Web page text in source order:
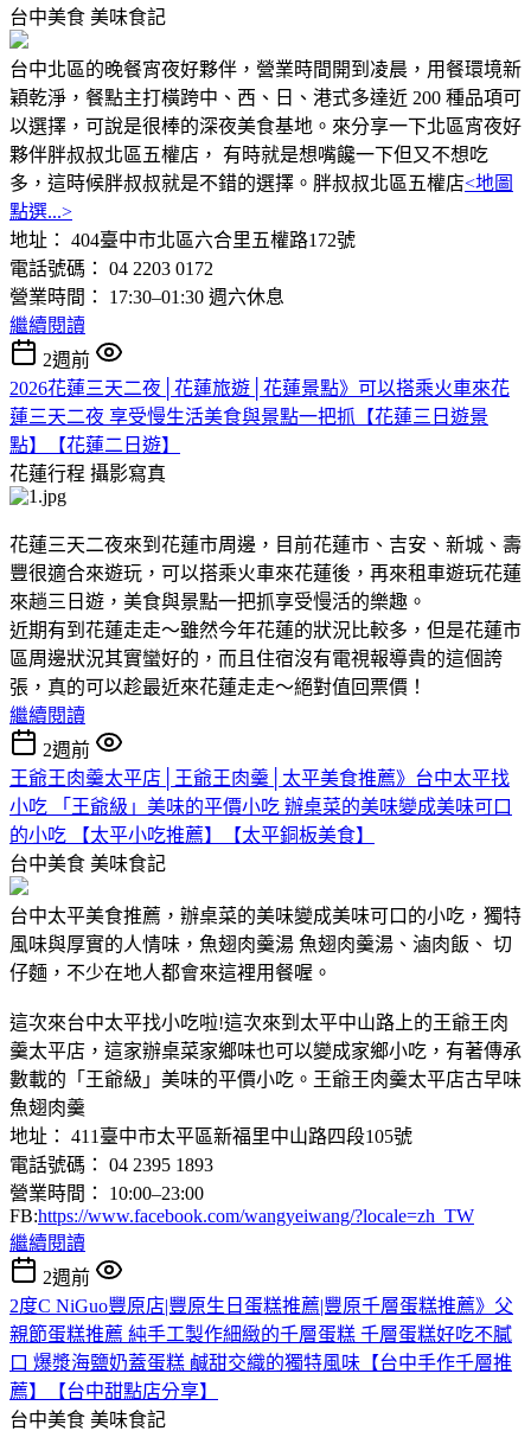
台中美食 美味食記
台中北區的晚餐宵夜好夥伴，營業時間開到凌晨，用餐環境新
穎乾淨，餐點主打橫跨中、西、日、港式多達近 200 種品項可
以選擇，可說是很棒的深夜美食基地。來分享一下北區宵夜好
夥伴胖叔叔北區五權店， 有時就是想嘴饞一下但又不想吃
多，這時候胖叔叔就是不錯的選擇。胖叔叔北區五權店<地圖
點選...>
地址： 404臺中市北區六合里五權路172號
電話號碼： 04 2203 0172
營業時間： 17:30–01:30 週六休息
繼續閱讀
2週前
2026花蓮三天二夜│花蓮旅遊│花蓮景點》可以搭乘火車來花
蓮三天二夜 享受慢生活美食與景點一把抓【花蓮三日遊景
點】【花蓮二日遊】
花蓮行程 攝影寫真
花蓮三天二夜來到花蓮市周邊，目前花蓮市、吉安、新城、壽
豐很適合來遊玩，可以搭乘火車來花蓮後，再來租車遊玩花蓮
來趟三日遊，美食與景點一把抓享受慢活的樂趣。
近期有到花蓮走走～雖然今年花蓮的狀況比較多，但是花蓮市
區周邊狀況其實蠻好的，而且住宿沒有電視報導貴的這個誇
張，真的可以趁最近來花蓮走走～絕對值回票價！
繼續閱讀
2週前
王爺王肉羹太平店│王爺王肉羹│太平美食推薦》台中太平找
小吃 「王爺級」美味的平價小吃 辦桌菜的美味變成美味可口
的小吃 【太平小吃推薦】【太平銅板美食】
台中美食 美味食記
台中太平美食推薦，辦桌菜的美味變成美味可口的小吃，獨特
風味與厚實的人情味，魚翅肉羹湯 魚翅肉羹湯、滷肉飯、 切
仔麵，不少在地人都會來這裡用餐喔。
這次來台中太平找小吃啦!這次來到太平中山路上的王爺王肉
羹太平店，這家辦桌菜家鄉味也可以變成家鄉小吃，有著傳承
數載的「王爺級」美味的平價小吃。王爺王肉羹太平店古早味
魚翅肉羹
地址： 411臺中市太平區新福里中山路四段105號
電話號碼： 04 2395 1893
營業時間： 10:00–23:00
FB:https://www.facebook.com/wangyeiwang/?locale=zh_TW
繼續閱讀
2週前
2度C NiGuo豐原店|豐原生日蛋糕推薦|豐原千層蛋糕推薦》父
親節蛋糕推薦 純手工製作細緻的千層蛋糕 千層蛋糕好吃不膩
口 爆漿海鹽奶蓋蛋糕 鹹甜交織的獨特風味【台中手作千層推
薦】【台中甜點店分享】
台中美食 美味食記